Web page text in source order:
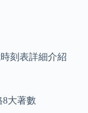
刻表詳細介紹
8大著數